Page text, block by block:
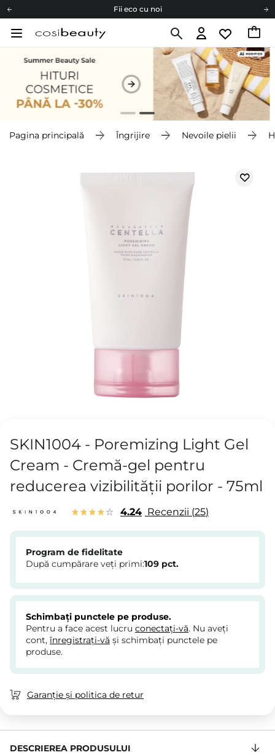
Fii eco cu noi
Pagina principală Îngrijire Nevoile pielii
SKIN1004 - Poremizing Light Gel
Cream - Cremă-gel pentru
reducerea vizibilității porilor - 75ml
4.24 Recenzii 25
Program de fidelitate
După cumpărare veți primi:109 pct.
Schimbați punctele pe produse.
Pentru a face acest lucru conectați-vă. Nu aveți
cont, înregistrați-vă și schimbați punctele pe
produse.
Garanție și politica de retur
DESCRIEREA PRODUSULUI